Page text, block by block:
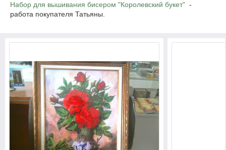
Набор для вышивания бисером "Королевский букет" -
работа покупателя Татьяны.